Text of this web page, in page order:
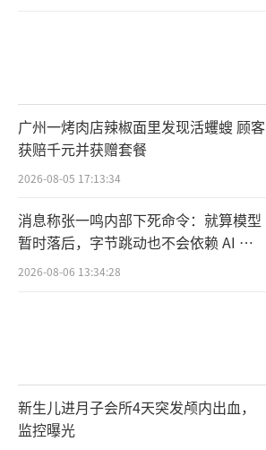
广州一烤肉店辣椒面里发现活蠼螋 顾客
获赔千元并获赠套餐
2026-08-05 17:13:34
消息称张一鸣内部下死命令：就算模型
暂时落后，字节跳动也不会依赖 AI 蒸
馏技术
2026-08-06 13:34:28
新生儿进月子会所4天突发颅内出血，
监控曝光